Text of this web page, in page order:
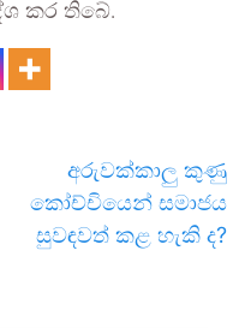
කර තිබේ.
අරුවක්කාලු කුණු
කෝච්චියෙන් සමාජය
සුවඳවත් කළ හැකි ද?